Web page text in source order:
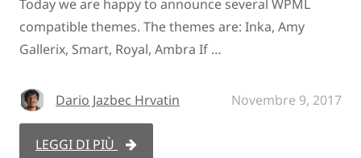
Today we are happy to announce several WPML
compatible themes. The themes are: Inka, Amy
Gallerix, Smart, Royal, Ambra If …
Dario Jazbec Hrvatin Novembre 9, 2017
LEGGI DI PIÙ